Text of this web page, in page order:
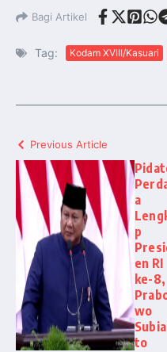
Bagi Artikel
Tag: Kodam XVIII/Kasuari
Previous Article
a
p
en RI
ke-8,
wo
to